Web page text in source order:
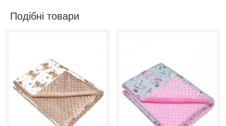
Подібні товари